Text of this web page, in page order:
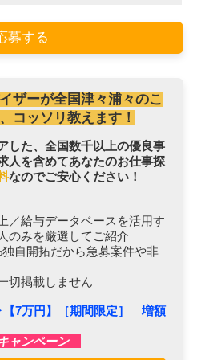
募する
ザーが全国津々浦々のこ
コッソリ教えます！
した、全国数千以上の優良事
人を含めてあなたのお仕事探
なのでご安心ください！
／給与データベースを活用す
のみを厳選してご紹介
独自開拓だから急募案件や非
切掲載しません
7万円】［期間限定］ 増額
ャンペーン